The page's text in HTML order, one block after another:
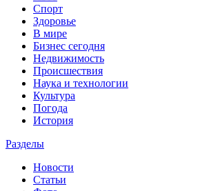
Спорт
Здоровье
В мире
Бизнес сегодня
Недвижимость
Происшествия
Наука и технологии
Культура
Погода
История
Разделы
Новости
Статьи